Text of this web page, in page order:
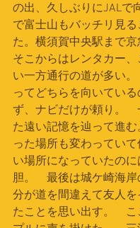
の出、久しぶりにJALで
で富士山もバッチリ見る
た。横須賀中央駅まで
そこからはレンタカー
い一方通行の道が多い
ってどちらを向いてい
ず、ナビだけが頼り。
た遠い記憶を辿って進
った場所も変わってい
い場所になっていたの
胆。　最後は城ケ崎海
分が道を間違えて友人
たことを思い出す。　こ